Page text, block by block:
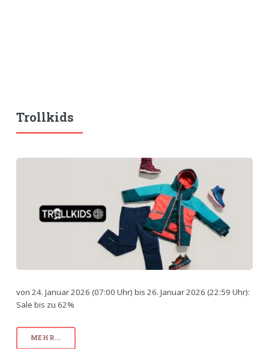
Trollkids
von 24. Januar 2026 (07:00 Uhr) bis 26. Januar 2026 (22:59 Uhr):
Sale bis zu 62%
MEHR...